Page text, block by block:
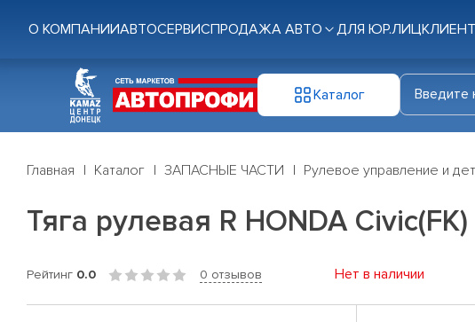
О КОМПАНИИАВТОСЕРВИСПРОДАЖА АВТО ДЛЯ ЮР.ЛИЦ
Каталог
Главная Каталог ЗАПАСНЫЕ ЧАСТИ Рулевое управление и
Тяга рулевая R HONDA Civic(FK)
Рейтинг 0.0 0 отзывов Нет в наличии